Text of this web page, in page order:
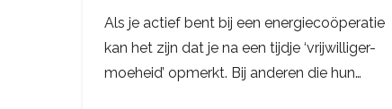
Als je actief bent bij een energiecoöperatie
kan het zijn dat je na een tijdje ‘vrijwilliger-
moeheid’ opmerkt. Bij anderen die hun